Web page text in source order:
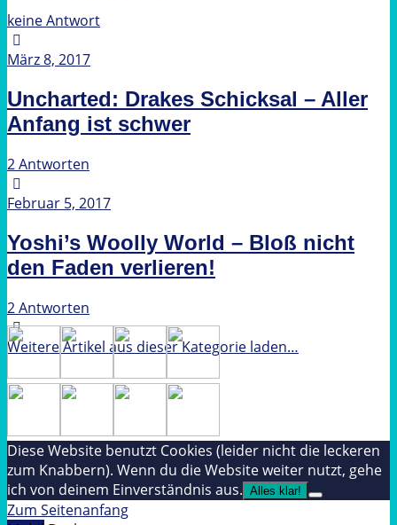
keine Antwort
März 8, 2017
Uncharted: Drakes Schicksal – Aller
Anfang ist schwer
2 Antworten
Februar 5, 2017
Yoshi’s Woolly World – Bloß nicht
den Faden verlieren!
2 Antworten
Weitere Artikel aus dieser Kategorie laden…
Diese Website benutzt Cookies (leider nicht die leckeren
zum Knabbern). Wenn du die Website weiter nutzt, gehe
ich von deinem Einverständnis aus. Alles klar!
Zum Seitenanfang